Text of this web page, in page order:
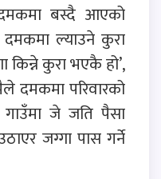
बस्दै आएको
ल्याउने कुरा
किन्ने कुरा भएकै हो’,
दमकमा परिवारको
जे जति पैसा
जग्गा पास गर्ने